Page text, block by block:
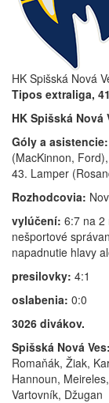
HK Spišská Nová
Tipos extraliga,
HK Spišská Nová
Góly a asistencie:
(MacKinnon,
43. Lamper
Rozhodcovia:
vylúčení: 6:7 na 2
nešportové
napadnutie hlavy
presilovky: 4:1
oslabenia: 0:0
3026 divákov.
Spišská Nová Ves:
Romaňák, Žiak,
Hannoun,
Vartovník, Džugan